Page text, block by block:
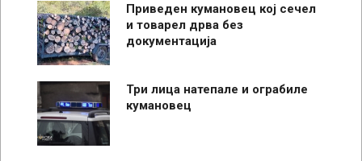
Приведен кумановец кој сечел
и товарел дрва без
документација
Три лица натепале и ограбиле
кумановец